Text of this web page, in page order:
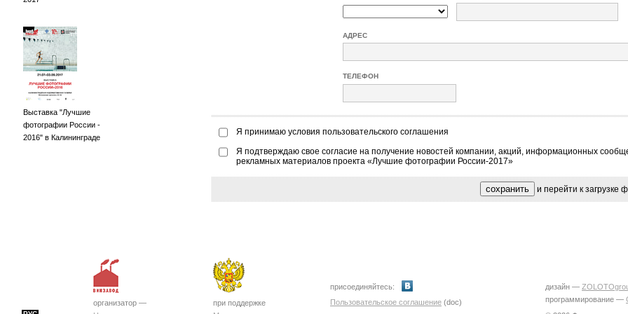
Выставка "Лучшие
фотографии России -
2016" в Калининграде
АДРЕС
ТЕЛЕФОН
Я принимаю условия пользовательского соглашения
Я подтверждаю свое согласие на получение новостей компании, акций, информационных
рекламных материалов проекта «Лучшие фотографии России-2017»
и перейти к загрузке
организатор —
при поддержке
присоединяйтесь:
Пользовательское соглашение (doc)
дизайн —
программирование —